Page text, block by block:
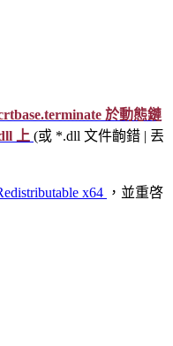
於動態鏈
上 (或 *.dll 文件齣錯 | 丟
x64 ，並重啓